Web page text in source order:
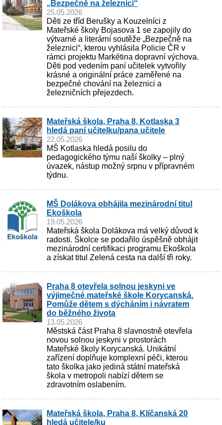
„Bezpečně na železnici“
25.05.2026
Děti ze tříd Berušky a Kouzelníci z
Mateřské školy Bojasova 1 se zapojily do
výtvarné a literární soutěže „Bezpečně na
železnici“, kterou vyhlásila Policie ČR v
rámci projektu Markétina dopravní výchova.
Děti pod vedením paní učitelek vytvořily
krásné a originální práce zaměřené na
bezpečné chování na železnici a
železničních přejezdech.
Mateřská škola, Praha 8, Kotlaska 3
hledá paní učitelku/pana učitele
22.05.2026
MŠ Kotlaska hledá posilu do
pedagogického týmu naší školky – plný
úvazek, nástup možný srpnu v přípravném
týdnu.
MŠ Dolákova obhájila mezinárodní titul
Ekoškola
19.05.2026
Mateřská škola Dolákova má velký důvod k
radosti. Školce se podařilo úspěšně obhájit
mezinárodní certifikaci programu Ekoškola
a získat titul Zelená cesta na další tři roky.
Praha 8 otevřela solnou jeskyni ve
výjimečné mateřské škole Korycanská.
Pomůže dětem s dýcháním i návratem
do běžného života
13.05.2026
Městská část Praha 8 slavnostně otevřela
novou solnou jeskyni v prostorách
Mateřské školy Korycanská. Unikátní
zařízení doplňuje komplexní péči, kterou
tato školka jako jediná státní mateřská
škola v metropoli nabízí dětem se
zdravotním oslabením.
Mateřská škola, Praha 8, Klíčanská 20
hledá učitele/ku